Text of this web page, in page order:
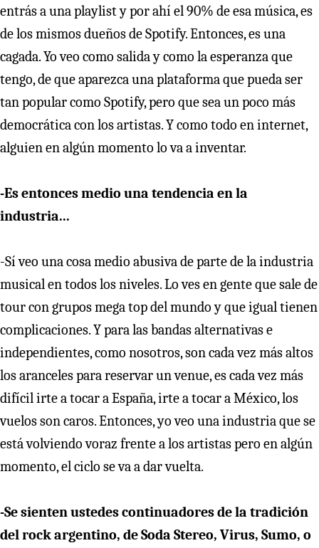
entrás a una playlist y por ahí el 90% de esa música, es
de los mismos dueños de Spotify. Entonces, es una
cagada. Yo veo como salida y como la esperanza que
tengo, de que aparezca una plataforma que pueda ser
tan popular como Spotify, pero que sea un poco más
democrática con los artistas. Y como todo en internet,
alguien en algún momento lo va a inventar.
-Es entonces medio una tendencia en la
industria...
-Sí veo una cosa medio abusiva de parte de la industria
musical en todos los niveles. Lo ves en gente que sale de
tour con grupos mega top del mundo y que igual tienen
complicaciones. Y para las bandas alternativas e
independientes, como nosotros, son cada vez más altos
los aranceles para reservar un venue, es cada vez más
difícil irte a tocar a España, irte a tocar a México, los
vuelos son caros. Entonces, yo veo una industria que se
está volviendo voraz frente a los artistas pero en algún
momento, el ciclo se va a dar vuelta.
-Se sienten ustedes continuadores de la tradición
del rock argentino, de Soda Stereo, Virus, Sumo, o